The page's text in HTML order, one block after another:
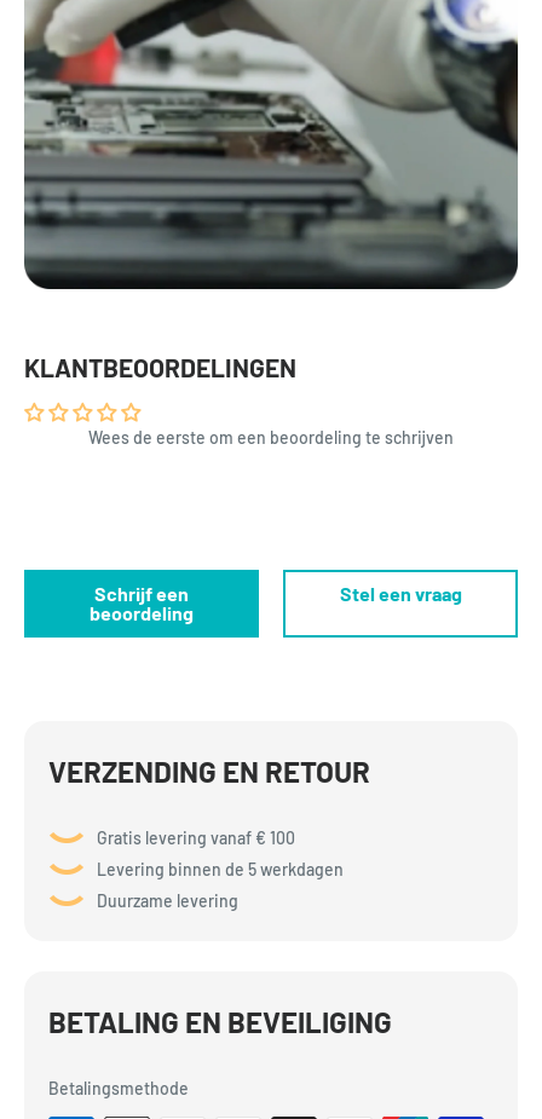
KLANTBEOORDELINGEN
Wees de eerste om een beoordeling te schrijven
Schrijf een
beoordeling
Stel een vraag
VERZENDING EN RETOUR
Gratis levering vanaf € 100
Levering binnen de 5 werkdagen
Duurzame levering
BETALING EN BEVEILIGING
Betalingsmethode